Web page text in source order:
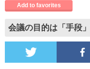
Add to favorites
会議の目的は「手段